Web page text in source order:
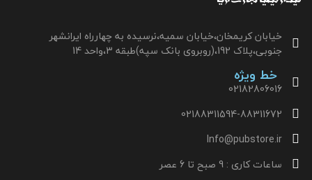
خیابان کریمخان،خیابان سمیه،نرسیده به چهارراه ایرانشهر
جنوبی،پلاک 192،(روبروی بانک سپه)طبقه 3،واحد 14
خط ویژه
02182806016
02188311594-88311672
Info@pubstore.ir
ساعات کاری : 9 صبح تا 6 عصر